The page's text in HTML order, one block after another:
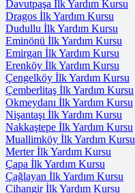
Davutpaşa İlk Yardım Kursu
Dragos İlk Yardım Kursu
Dudullu İlk Yardım Kursu
Eminönü İlk Yardım Kursu
Emirgan İlk Yardım Kursu
Erenköy İlk Yardım Kursu
Çengelköy İlk Yardım Kursu
Çemberlitaş İlk Yardım Kursu
Okmeydanı İlk Yardım Kursu
Nişantaşı İlk Yardım Kursu
Nakkaştepe İlk Yardım Kursu
Muallimköy İlk Yardım Kursu
Merter İlk Yardım Kursu
Çapa İlk Yardım Kursu
Çağlayan İlk Yardım Kursu
Cihangir İlk Yardım Kursu